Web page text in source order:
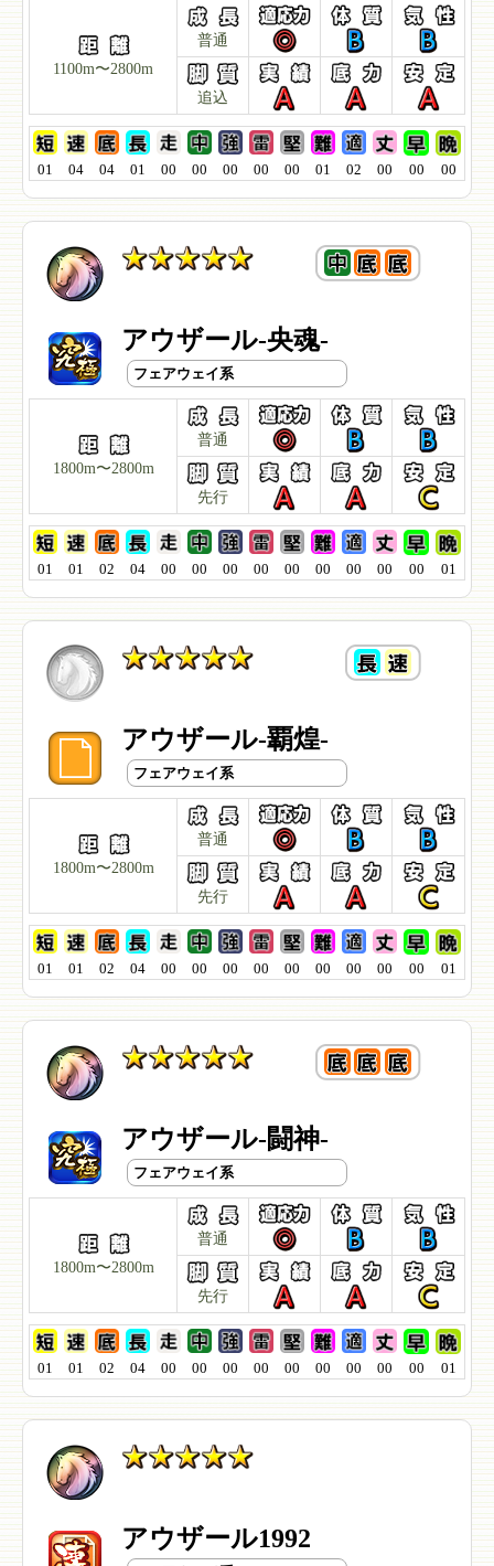
1100m〜2800m
普通
追込
01 04 04 01 00 00 00 00 00 01 02 00 00 00
アウザール-央魂-
フェアウェイ系
1800m〜2800m
普通
先行
01 01 02 04 00 00 00 00 00 00 00 00 00 01
アウザール-覇煌-
フェアウェイ系
1800m〜2800m
普通
先行
01 01 02 04 00 00 00 00 00 00 00 00 00 01
アウザール-闘神-
フェアウェイ系
1800m〜2800m
普通
先行
01 01 02 04 00 00 00 00 00 00 00 00 00 01
アウザール1992